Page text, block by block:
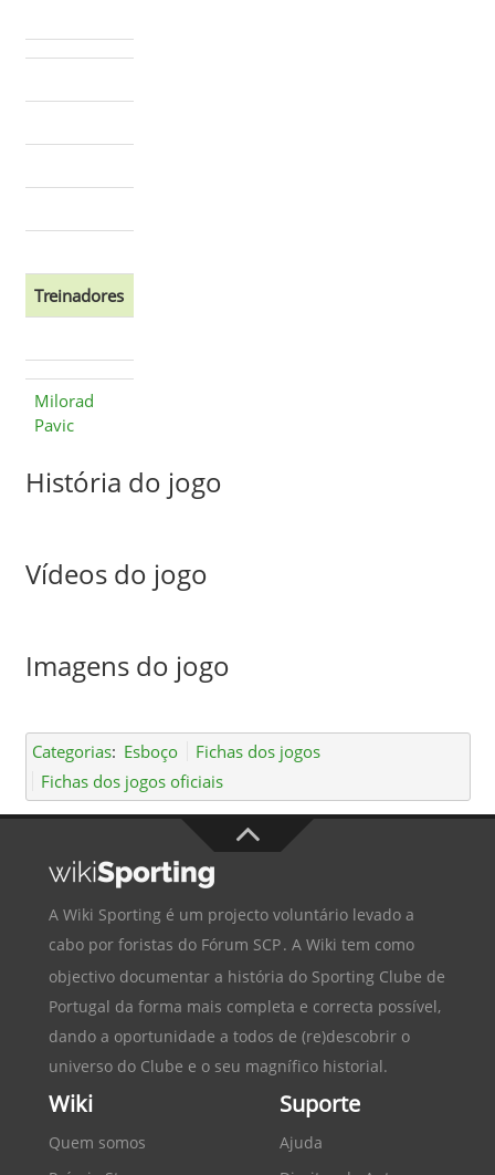
Treinadores
Milorad
Pavic
História do jogo
Vídeos do jogo
Imagens do jogo
Categorias: Esboço
Fichas dos jogos
Fichas dos jogos oficiais
A Wiki Sporting é um projecto voluntário levado a
cabo por foristas do Fórum SCP. A Wiki tem como
objectivo documentar a história do Sporting Clube de
Portugal da forma mais completa e correcta possível,
dando a oportunidade a todos de (re)descobrir o
universo do Clube e o seu magnífico historial.
Wiki
Quem somos
Suporte
Ajuda